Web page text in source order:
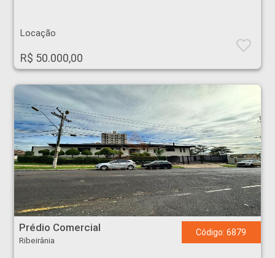
Locação
R$ 50.000,00
Prédio Comercial - Ribeirânia - Ribeirão Preto
Prédio Comercial
Ribeirânia
Código: 6879